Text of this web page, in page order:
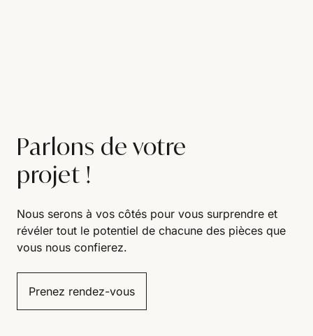
Parlons de votre
projet !
Nous serons à vos côtés pour vous surprendre et
révéler tout le potentiel de chacune des pièces que
vous nous confierez.
Prenez rendez-vous